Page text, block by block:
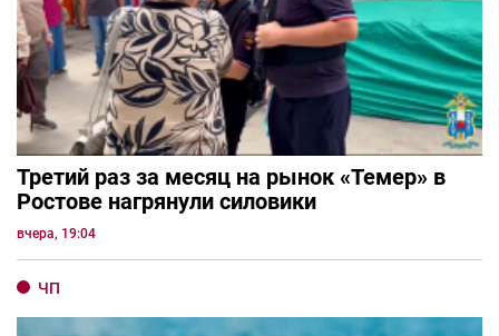
Третий раз за месяц на рынок «Темер» в
Ростове нагрянули силовики
вчера, 19:04
ЧП